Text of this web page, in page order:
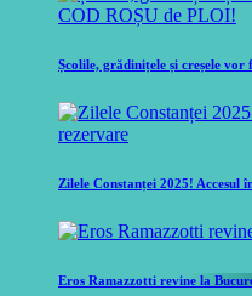
Școlile, grădinițele și creșele
Zilele Constanței 2025! Accesul
Eros Ramazzotti revine la